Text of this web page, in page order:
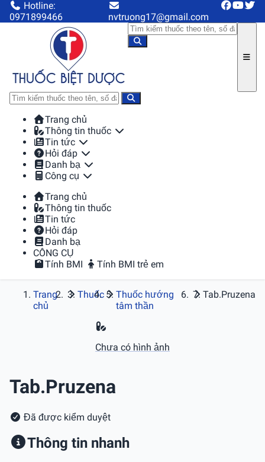
Hotline:
0971899466
nvtruong17@gmail.com
Trang chủ
Thông tin thuốc
Tin tức
Hỏi đáp
Danh bạ
Công cụ
Trang chủ
Thông tin thuốc
Tin tức
Hỏi đáp
Danh bạ
CÔNG CỤ
Tính BMI
Tính BMI trẻ em
Trang
chủ
Thuốc
Thuốc hướng
tâm thần
Tab.Pruzena
Chưa có hình ảnh
Tab.Pruzena
Đã được kiểm duyệt
Thông tin nhanh